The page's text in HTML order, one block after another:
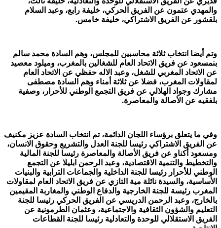
والمهدي عتمون عن الفريق الحركي، خليفة رابع، وعبد السلام
بلقشور عن الفريق الاشتراكي، خليفة خامس.
وتم أيضا انتخاب ثلاثة محاسبين للمجلس، وهم السادة محمد سالم
بنمسعود عن فريق الاتحاد العام للشغالين بالمغرب، وميلود معصيد
عن الاتحاد المغربي للشغل، وعبد الاله حفظي عن الاتحاد العام
لمقاولات المغرب، فضلا عن ثلاثة أمناء وهم السادة مصطفى
مشارك وجواد الهلالي عن فريق التجمع الوطني للأحرار، وصفية
بلفقيه عن الأصالة والمعاصرة.
وفي ما يتعلق برؤساء اللجان الدائمة، تم انتخاب السادة عزيز مكنيف
عن الفريق الاشتراكي رئيسا للجنة العدل والتشريع وحقوق الانسان،
ومسعود أكناو عن فريق الأصالة والمعاصرة رئيسا للجنة المالية
والتخطيط والتنمية الاقتصادية، وعبد الرحمن ابليلا عن التجمع
الوطني للأحرار رئيسا للجنة الداخلية والجماعات الترابية والبنيات
الأساسية، والسيدة نائلة مية التازي عن فريق الاتحاد العام لمقاولات
المغرب رئيسة للجنة الخارجية والدفاع الوطني والمغاربة المقيمين
بالخارج، وعبد الرحمن الدريسي عن الفريق الحركي رئيسا للجنة
التعليم والشؤون الثقافية والاجتماعية، وعثمان الطرمونية عن
الفريق الاستقلالي للوحدة والتعادلية رئيسا للجنة القطاعات